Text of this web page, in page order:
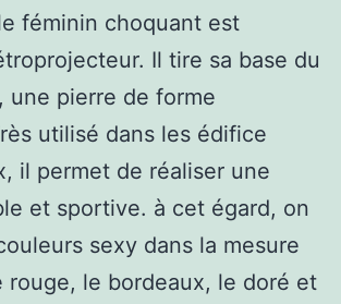
féminin choquant est
Il tire sa base du
une pierre de forme
utilisé dans les édifice
il permet de réaliser une
et sportive. à cet égard, on
sexy dans la mesure
rouge, le bordeaux, le doré et